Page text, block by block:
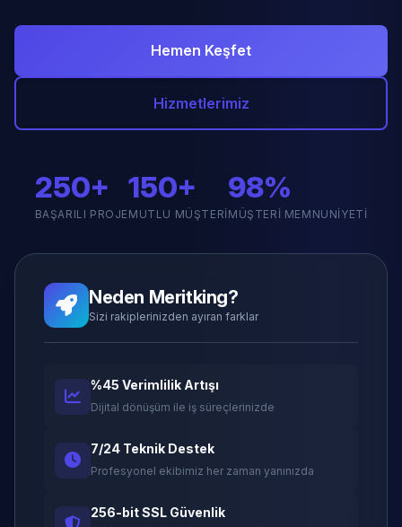
Hemen Keşfet
Hizmetlerimiz
250+
BAŞARILI PROJE
150+
MUTLU MÜŞTERI
98%
MÜŞTERI MEMNUNIYETI
Neden Meritking?
Sizi rakiplerinizden ayıran farklar
%45 Verimlilik Artışı
Dijital dönüşüm ile iş süreçlerinizde
7/24 Teknik Destek
Profesyonel ekibimiz her zaman yanınızda
256-bit SSL Güvenlik